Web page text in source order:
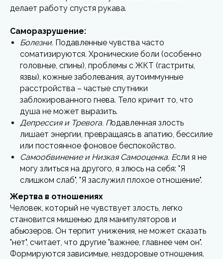
делает работу спустя рукава.
Саморазрушение:
Болезни. Подавленные чувства часто
соматизируются. Хронические боли (особенно
головные, спины), проблемы с ЖКТ (гастриты,
язвы), кожные заболевания, аутоиммунные
расстройства – частые спутники
заблокированного гнева. Тело кричит то, что
душа не может выразить.
Депрессия и Тревога. Подавленная злость
лишает энергии, превращаясь в апатию, бессилие
или постоянное фоновое беспокойство.
Самообвинение и Низкая Самооценка. Если я не
могу злиться на другого, я злюсь на себя: "Я
слишком слаб", "Я заслужил плохое отношение".
Жертва в отношениях
Человек, который не чувствует злость, легко
становится мишенью для манипуляторов и
абьюзеров. Он терпит унижения, не может сказать
"нет", считает, что другие "важнее, главнее чем он".
Формируются зависимые, нездоровые отношения.